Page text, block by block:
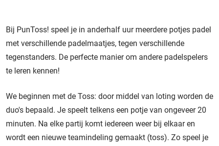
Bij PunToss! speel je in anderhalf uur meerdere potjes padel
met verschillende padelmaatjes, tegen verschillende
tegenstanders. De perfecte manier om andere padelspelers
te leren kennen!
We beginnen met de Toss: door middel van loting worden de
duo's bepaald. Je speelt telkens een potje van ongeveer 20
minuten. Na elke partij komt iedereen weer bij elkaar en
wordt een nieuwe teamindeling gemaakt (toss). Zo speel je